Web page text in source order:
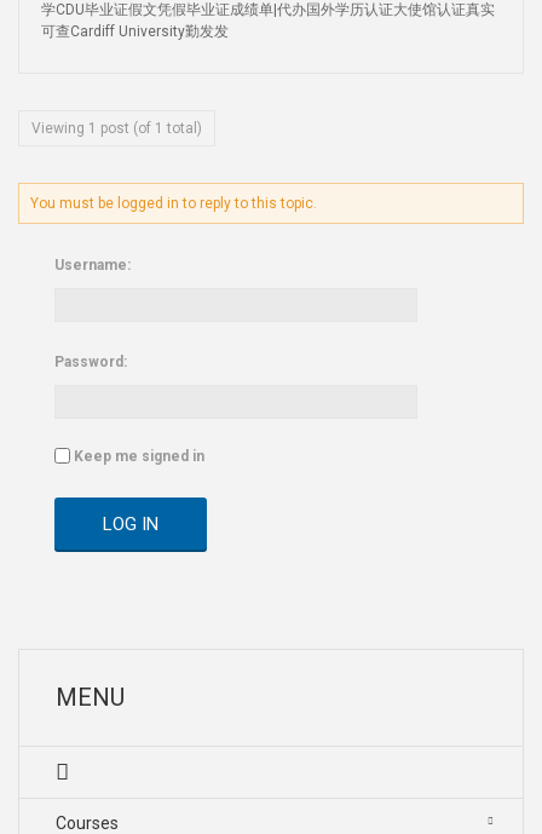
学CDU毕业证假文凭假毕业证成绩单|代办国外学历认证大使馆认证真实
可查Cardiff University勤发发
Viewing 1 post (of 1 total)
You must be logged in to reply to this topic.
Username:
Password:
Keep me signed in
LOG IN
MENU
Courses